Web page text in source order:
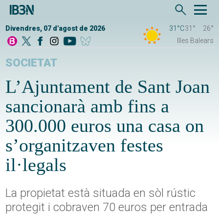
Divendres, 07 d'agost de 2026 31°C31°
26°
Illes Balears
SOCIETAT
L’Ajuntament de Sant Joan
sancionarà amb fins a
300.000 euros una casa on
s’organitzaven festes
il·legals
La propietat està situada en sòl rústic
protegit i cobraven 70 euros per entrada